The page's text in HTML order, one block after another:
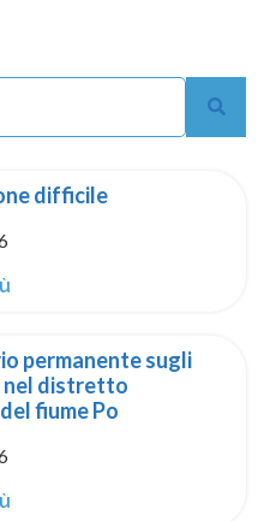
difficile
permanente sugli
nel distretto
fiume Po